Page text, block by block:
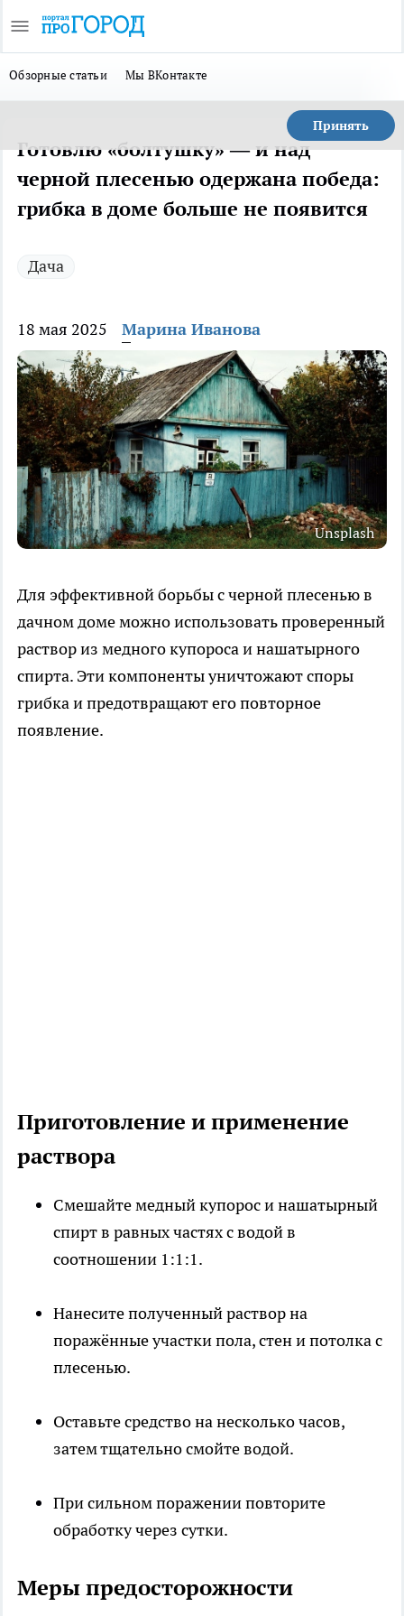
Обзорные статьи Мы ВКонтакте
Принять
Готовлю «болтушку» — и над
черной плесенью одержана победа:
грибка в доме больше не появится
Дача
18 мая 2025 Марина Иванова
Unsplash
Для эффективной борьбы с черной плесенью в
дачном доме можно использовать проверенный
раствор из медного купороса и нашатырного
спирта. Эти компоненты уничтожают споры
грибка и предотвращают его повторное
появление.
Приготовление и применение
раствора
Смешайте медный купорос и нашатырный
спирт в равных частях с водой в
соотношении 1:1:1.
Нанесите полученный раствор на
поражённые участки пола, стен и потолка с
плесенью.
Оставьте средство на несколько часов,
затем тщательно смойте водой.
При сильном поражении повторите
обработку через сутки.
Меры предосторожности